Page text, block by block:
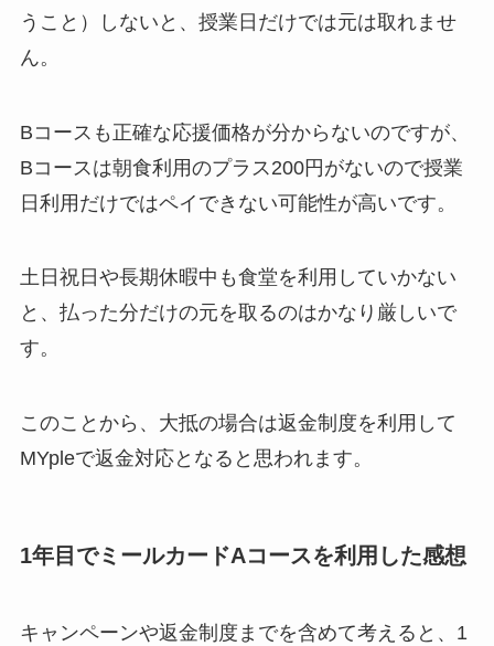
うこと）しないと、授業日だけでは元は取れませ
ん。
Bコースも正確な応援価格が分からないのですが、
Bコースは朝食利用のプラス200円がないので授業
日利用だけではペイできない可能性が高いです。
土日祝日や長期休暇中も食堂を利用していかない
と、払った分だけの元を取るのはかなり厳しいで
す。
このことから、大抵の場合は返金制度を利用して
MYpleで返金対応となると思われます。
1年目でミールカードAコースを利用した感想
キャンペーンや返金制度までを含めて考えると、1